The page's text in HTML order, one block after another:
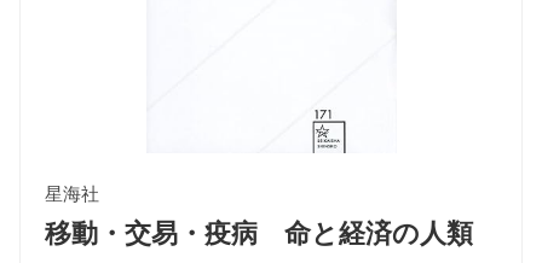
星海社
移動・交易・疫病 命と経済の人類